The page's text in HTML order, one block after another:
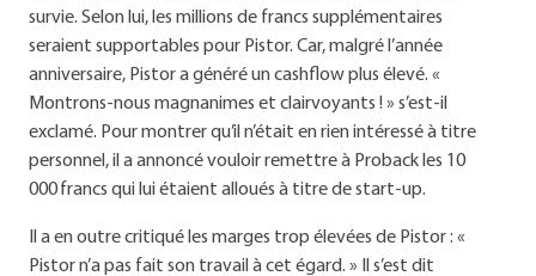
survie. Selon lui, les millions de francs supplémentaires
seraient supportables pour Pistor. Car, malgré l’année
anniversaire, Pistor a généré un cashflow plus élevé. «
Montrons-nous magnanimes et clairvoyants ! » s’est-il
exclamé. Pour montrer qu’il n’était en rien intéressé à titre
personnel, il a annoncé vouloir remettre à Proback les 10
000 francs qui lui étaient alloués à titre de start-up.
Il a en outre critiqué les marges trop élevées de Pistor : «
Pistor n’a pas fait son travail à cet égard. » Il s’est dit